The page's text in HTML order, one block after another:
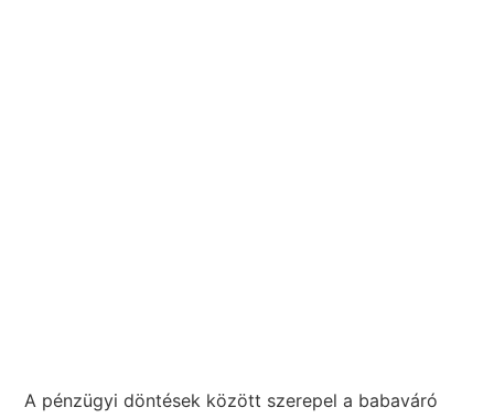
A pénzügyi döntések között szerepel a babaváró